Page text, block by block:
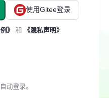
使用Gitee登录
》 和 《隐私声明》
动登录。